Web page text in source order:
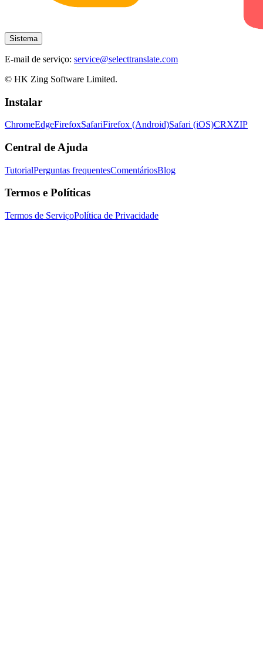
Sistema
E-mail de serviço: service@selecttranslate.com
© HK Zing Software Limited.
Instalar
ChromeEdgeFirefoxSafariFirefox (Android)Safari (iOS)CRXZIP
Central de Ajuda
TutorialPerguntas frequentesComentáriosBlog
Termos e Políticas
Termos de ServiçoPolítica de Privacidade